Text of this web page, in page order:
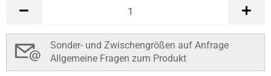
Sonder- und Zwischengrößen auf Anfrage
Allgemeine Fragen zum Produkt